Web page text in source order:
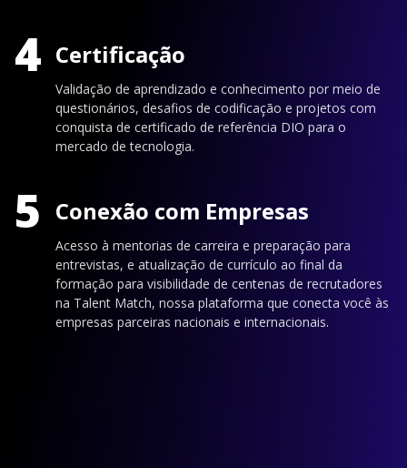
4 Certificação
Validação de aprendizado e conhecimento por meio de
questionários, desafios de codificação e projetos com
conquista de certificado de referência DIO para o
mercado de tecnologia.
5 Conexão com Empresas
Acesso à mentorias de carreira e preparação para
entrevistas, e atualização de currículo ao final da
formação para visibilidade de centenas de recrutadores
na Talent Match, nossa plataforma que conecta você às
empresas parceiras nacionais e internacionais.